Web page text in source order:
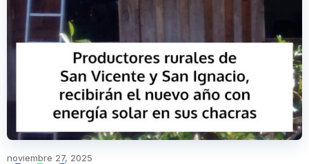
noviembre 27, 2025